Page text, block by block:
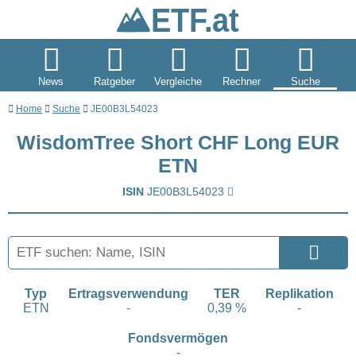
News Ratgeber Vergleiche Rechner Suche
Home Suche JE00B3L54023
WisdomTree Short CHF Long EUR
ETN
ISIN JE00B3L54023
Typ
ETN
Ertragsverwendung
-
TER
0,39 %
Replikation
-
Fondsvermögen
-